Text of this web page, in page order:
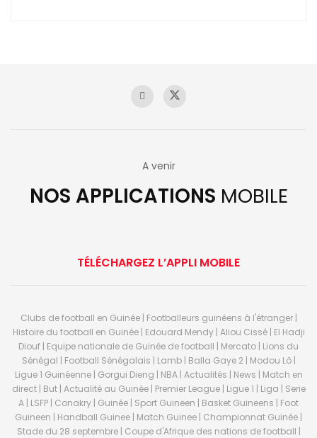
A venir
NOS APPLICATIONS MOBILE
TÉLÉCHARGEZ L’APPLI MOBILE
Clubs de football en Guinée | Footballeurs guinéens à l'étranger |
Histoire du football en Guinée | Edouard Mendy | Aliou Cissé | El Hadji
Diouf | Equipe nationale de Guinée de football | Mercato | Lions du
Sénégal | Football Sénégalais | Lamb | Balla Gaye 2 | Modou Lô |
Ligue 1 Guinéenne | Gorgui Dieng | NBA | Actualités | News | Match en
direct | But | Actualité au Guinée | Premier League | Ligue 1 | Liga | Serie
A | LSFP | Conakry | Guinée | Sport Guineen | Basket Guineens | Foot
Guineen | Handball Guinee | Match Guinee | Championnat Guinée |
Stade du 28 septembre | Coupe d'Afrique des nations de football |